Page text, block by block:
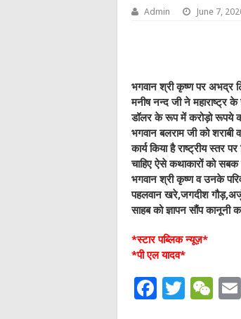
Admin June 7,
भगवान श्री कृष्ण पर अभद्र
मनीष नन्द जी ने महाराष्ट्र
डॉलर के रूप में करोड़ो रूपये
भगवान बलराम जी को
कार्य किया है राष्ट्रीय स्तर
चाहिए ऐसे कथाकारों को
भगवान श्री कृष्ण व उनके
पहलवान खरे,जगदीश
साहब को ज्ञापन सौंप कानूनी
*स्टार पब्लिक न्यूज़*
*पी एल यादव*
F
T
W